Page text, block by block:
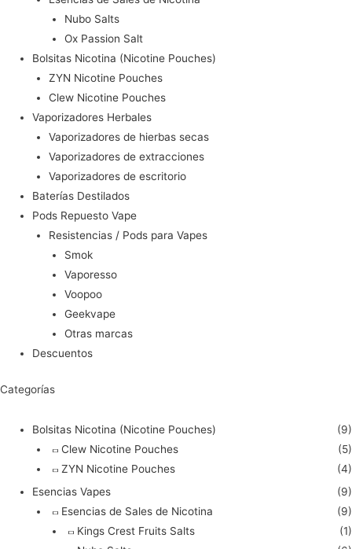
Nubo Salts
Ox Passion Salt
Bolsitas Nicotina (Nicotine Pouches)
ZYN Nicotine Pouches
Clew Nicotine Pouches
Vaporizadores Herbales
Vaporizadores de hierbas secas
Vaporizadores de extracciones
Vaporizadores de escritorio
Baterías Destilados
Pods Repuesto Vape
Resistencias / Pods para Vapes
Smok
Vaporesso
Voopoo
Geekvape
Otras marcas
Descuentos
Categorías
Bolsitas Nicotina (Nicotine Pouches)
(9)
Clew Nicotine Pouches
(5)
ZYN Nicotine Pouches
(4)
Esencias Vapes
(9)
Esencias de Sales de Nicotina
(9)
Kings Crest Fruits Salts
(1)